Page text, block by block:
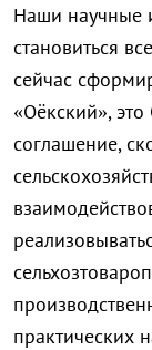
Наши научные
становиться
сейчас
«Оёкский»,
соглашение,
практических